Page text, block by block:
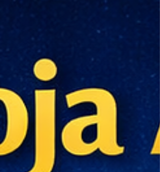
Paulo. O diagnóstico foi claro: alto potencial
de faturamento, excelente área de influência
aderência total ao perfil de consumo local.
avançado com a operação, o estudo
permaneceu como um retrato fiel do
potencial da região. Em 2025, o Oba
Hortifrutti assume o